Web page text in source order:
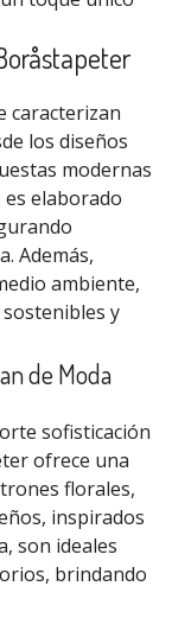
caracterizan
los diseños
modernas
elaborado
Además,
ambiente,
y
de Moda
sofisticación
ofrece una
florales,
inspirados
son ideales
brindando